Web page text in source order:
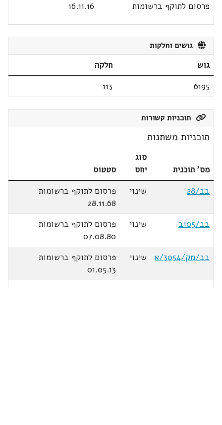
פרסום לתוקף ברשומות
16.11.16
גושים וחלקות
גוש
חלקה
6195
113
תוכניות קשורות
תוכניות משתנות
מס' תוכנית
סוג
יחס
סטטוס
בב/28
שינוי
פרסום לתוקף ברשומות
28.11.68
בב/105ב
שינוי
פרסום לתוקף ברשומות
07.08.80
בב/מק/3054/א
שינוי
פרסום לתוקף ברשומות
01.05.13